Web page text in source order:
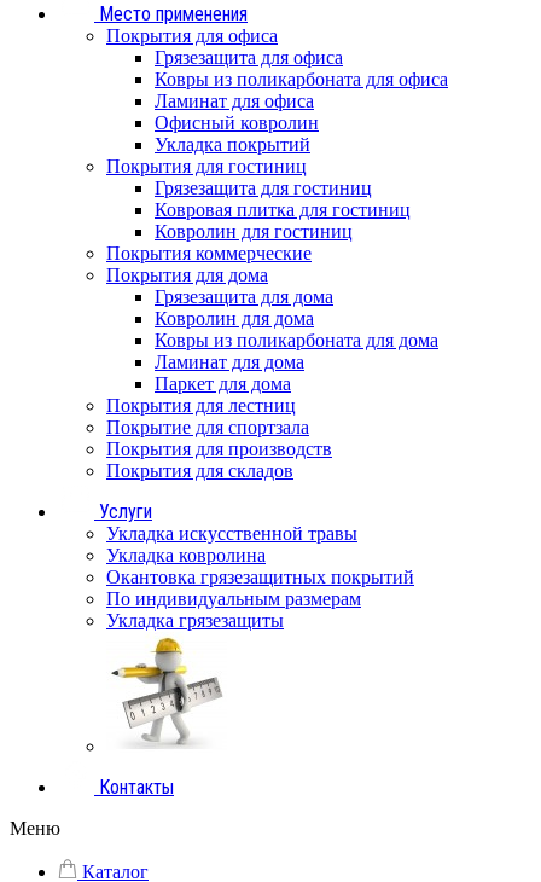
Место применения
Покрытия для офиса
Грязезащита для офиса
Ковры из поликарбоната для офиса
Ламинат для офиса
Офисный ковролин
Укладка покрытий
Покрытия для гостиниц
Грязезащита для гостиниц
Ковровая плитка для гостиниц
Ковролин для гостиниц
Покрытия коммерческие
Покрытия для дома
Грязезащита для дома
Ковролин для дома
Ковры из поликарбоната для дома
Ламинат для дома
Паркет для дома
Покрытия для лестниц
Покрытие для спортзала
Покрытия для производств
Покрытия для складов
Услуги
Укладка искусственной травы
Укладка ковролина
Окантовка грязезащитных покрытий
По индивидуальным размерам
Укладка грязезащиты
Контакты
Меню
Каталог